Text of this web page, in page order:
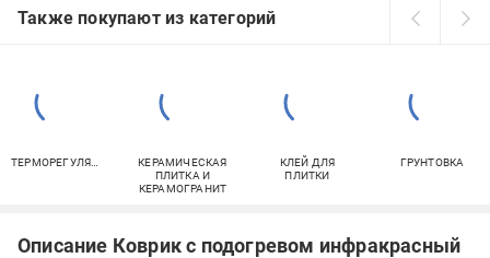
Также покупают из категорий
КЕРАМИЧЕСКАЯ
ПЛИТКА И
КЕРАМОГРАНИТ
КЛЕЙ ДЛЯ
ПЛИТКИ
ГРУНТОВКА
Описание Коврик с подогревом инфракрасный